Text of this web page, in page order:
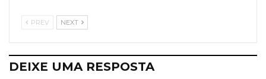
PREV NEXT
DEIXE UMA RESPOSTA